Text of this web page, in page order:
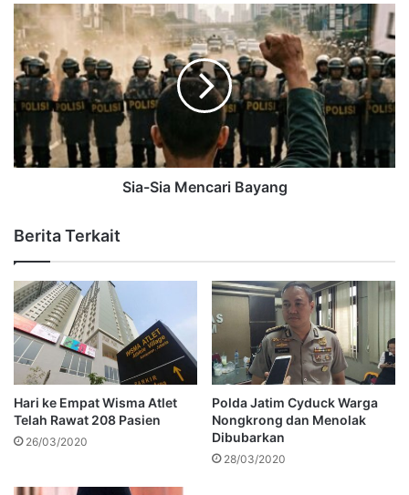
Sia-Sia Mencari Bayang
Berita Terkait
Hari ke Empat Wisma Atlet
Telah Rawat 208 Pasien
26/03/2020
Polda Jatim Cyduck Warga
Nongkrong dan Menolak
Dibubarkan
28/03/2020